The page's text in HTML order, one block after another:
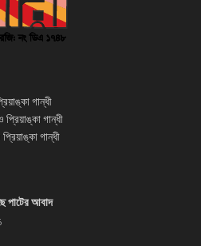
গান্ধী
প্রিয়াঙ্কা গান্ধী
গান্ধী
পাটের আবাদ